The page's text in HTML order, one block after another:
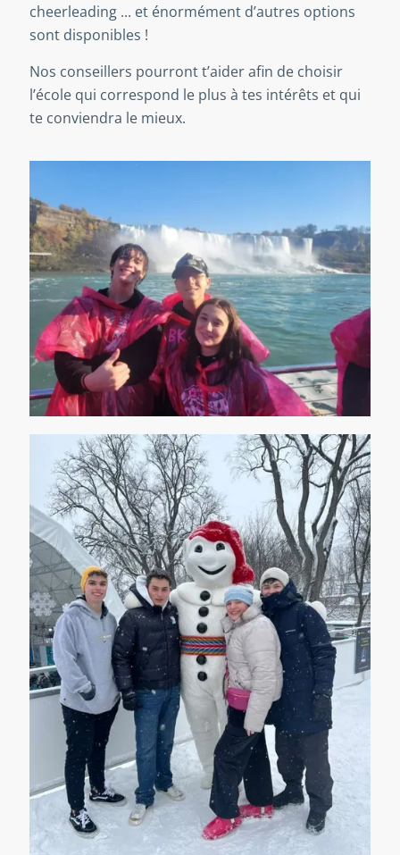
cheerleading ... et énormément d’autres options
sont disponibles !
Nos conseillers pourront t’aider afin de choisir
l’école qui correspond le plus à tes intérêts et qui
te conviendra le mieux.